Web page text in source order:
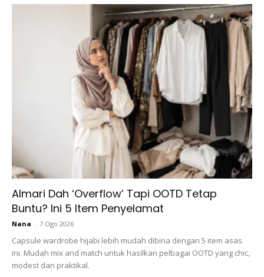
View this post on Instagram
A Post Shared By ROZITA JRM OFFICIAL (@bondarozitaibrahim)
“Baju raya 20 tahun lepas, tempoh usia kita makin
berkurangan…kesihatan dan kecantikan semakin
merudum. Bonda kongsi sikit tentang kesihatan saya 2
Almari Dah ‘Overflow’ Tapi OOTD Tetap
Buntu? Ini 5 Item Penyelamat
Nana - 7 Ogo 2026
Capsule wardrobe hijabi lebih mudah dibina dengan 5 item asas
ini. Mudah mix and match untuk hasilkan pelbagai OOTD yang chic,
modest dan praktikal.